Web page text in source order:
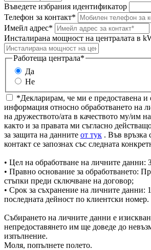
Въведете избрания идентификатор
Телефон за контакт*
Имейл адрес*
Инсталирана мощност на централата в
Работеща централа*
Да
Не
*Декларирам, че ми е предоставена и
информация относно обработването на
на дружеството/ата в качеството му/им
както и за правата ми съгласно
за защита на данните от тук . Във връзка
контакт се запознах със следната
• Цел на обработване на личните данни:
• Правно основание за обработването:
стъпки преди сключване на договор;
• Срок за съхранение на личните данни:
последната дейност по клиентски номер.
Събирането на личните данни е
непредоставянето им ще доведе до
изпълнение.
Моля, попълнете полето.